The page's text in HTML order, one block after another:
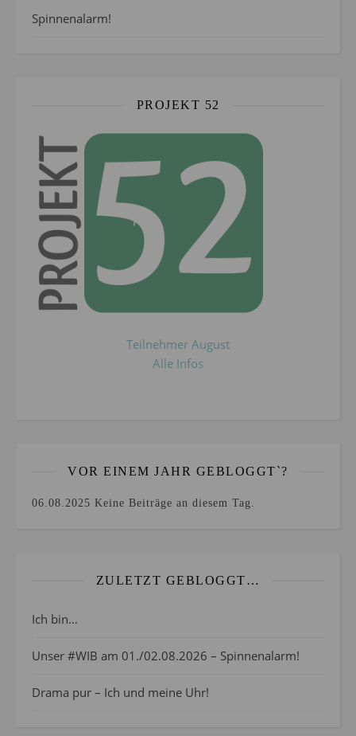
Spinnenalarm!
PROJEKT 52
Teilnehmer August
Alle Infos
VOR EINEM JAHR GEBLOGGT`?
06.08.2025 Keine Beiträge an diesem Tag.
ZULETZT GEBLOGGT…
Ich bin…
Unser #WIB am 01./02.08.2026 – Spinnenalarm!
Drama pur – Ich und meine Uhr!